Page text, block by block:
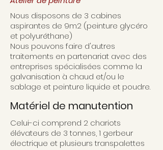
Nous disposons de 3 cabines
aspirantes de 9m2 (peinture glycéro
et polyuréthane)
Nous pouvons faire d'autres
traitements en partenariat avec des
entreprises spécialisées comme la
galvanisation à chaud et/ou le
sablage et peinture liquide et poudre.
Matériel de manutention
Celui-ci comprend 2 chariots
élévateurs de 3 tonnes, 1 gerbeur
électrique et plusieurs transpalettes